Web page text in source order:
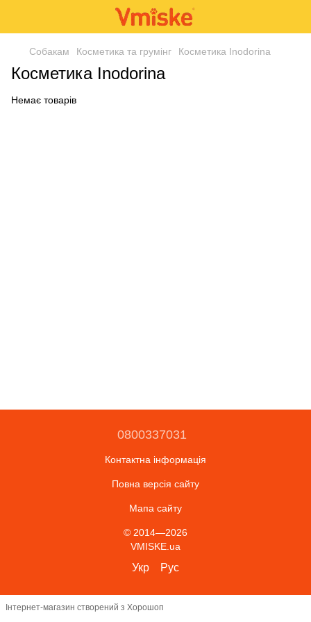
Собакам Косметика та грумінг Косметика Inodorina
Косметика Inodorina
Немає товарів
0800337031
Контактна інформація
Повна версія сайту
Мапа сайту
© 2014—2026
VMISKE.ua
Укр Рус
Інтернет-магазин створений з Хорошоп